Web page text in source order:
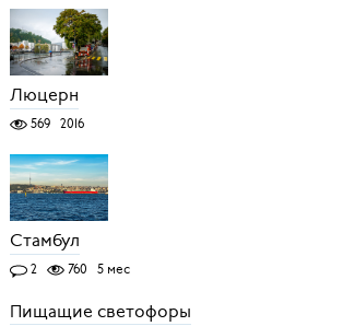
Люцерн
569 2016
Cтамбул
2 760 5 мес
Пищащие светофоры